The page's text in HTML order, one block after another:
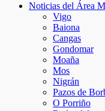
Noticias del Área
Vigo
Baiona
Cangas
Gondomar
Moaña
Mos
Nigrán
Pazos de
O Porriño